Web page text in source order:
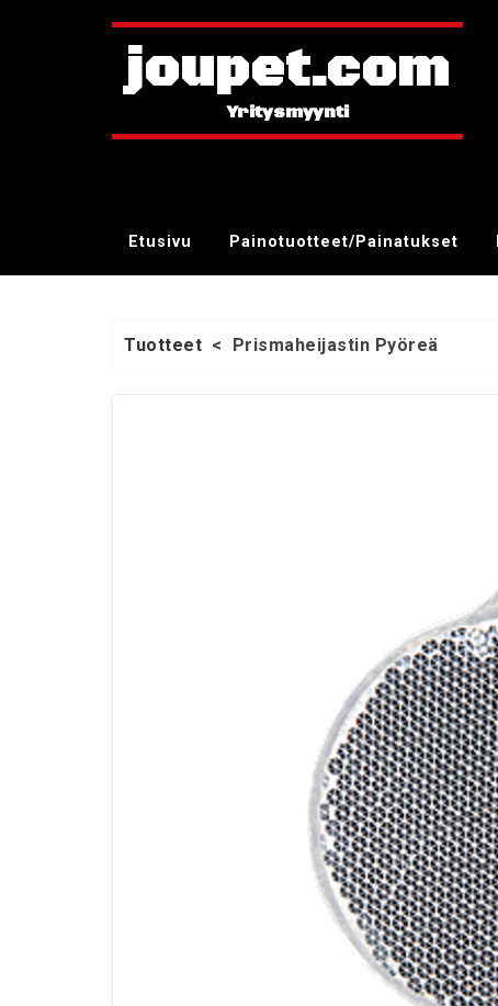
joupet.com
Etusivu Painotuotteet/Painatukset
Tuotteet < Prismaheijastin Pyöreä